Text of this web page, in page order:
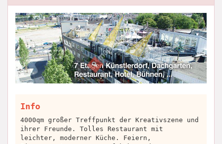
Info
4000qm großer Treffpunkt der Kreativszene und
ihrer Freunde. Tolles Restaurant mit
leichter, moderner Küche. Feiern,